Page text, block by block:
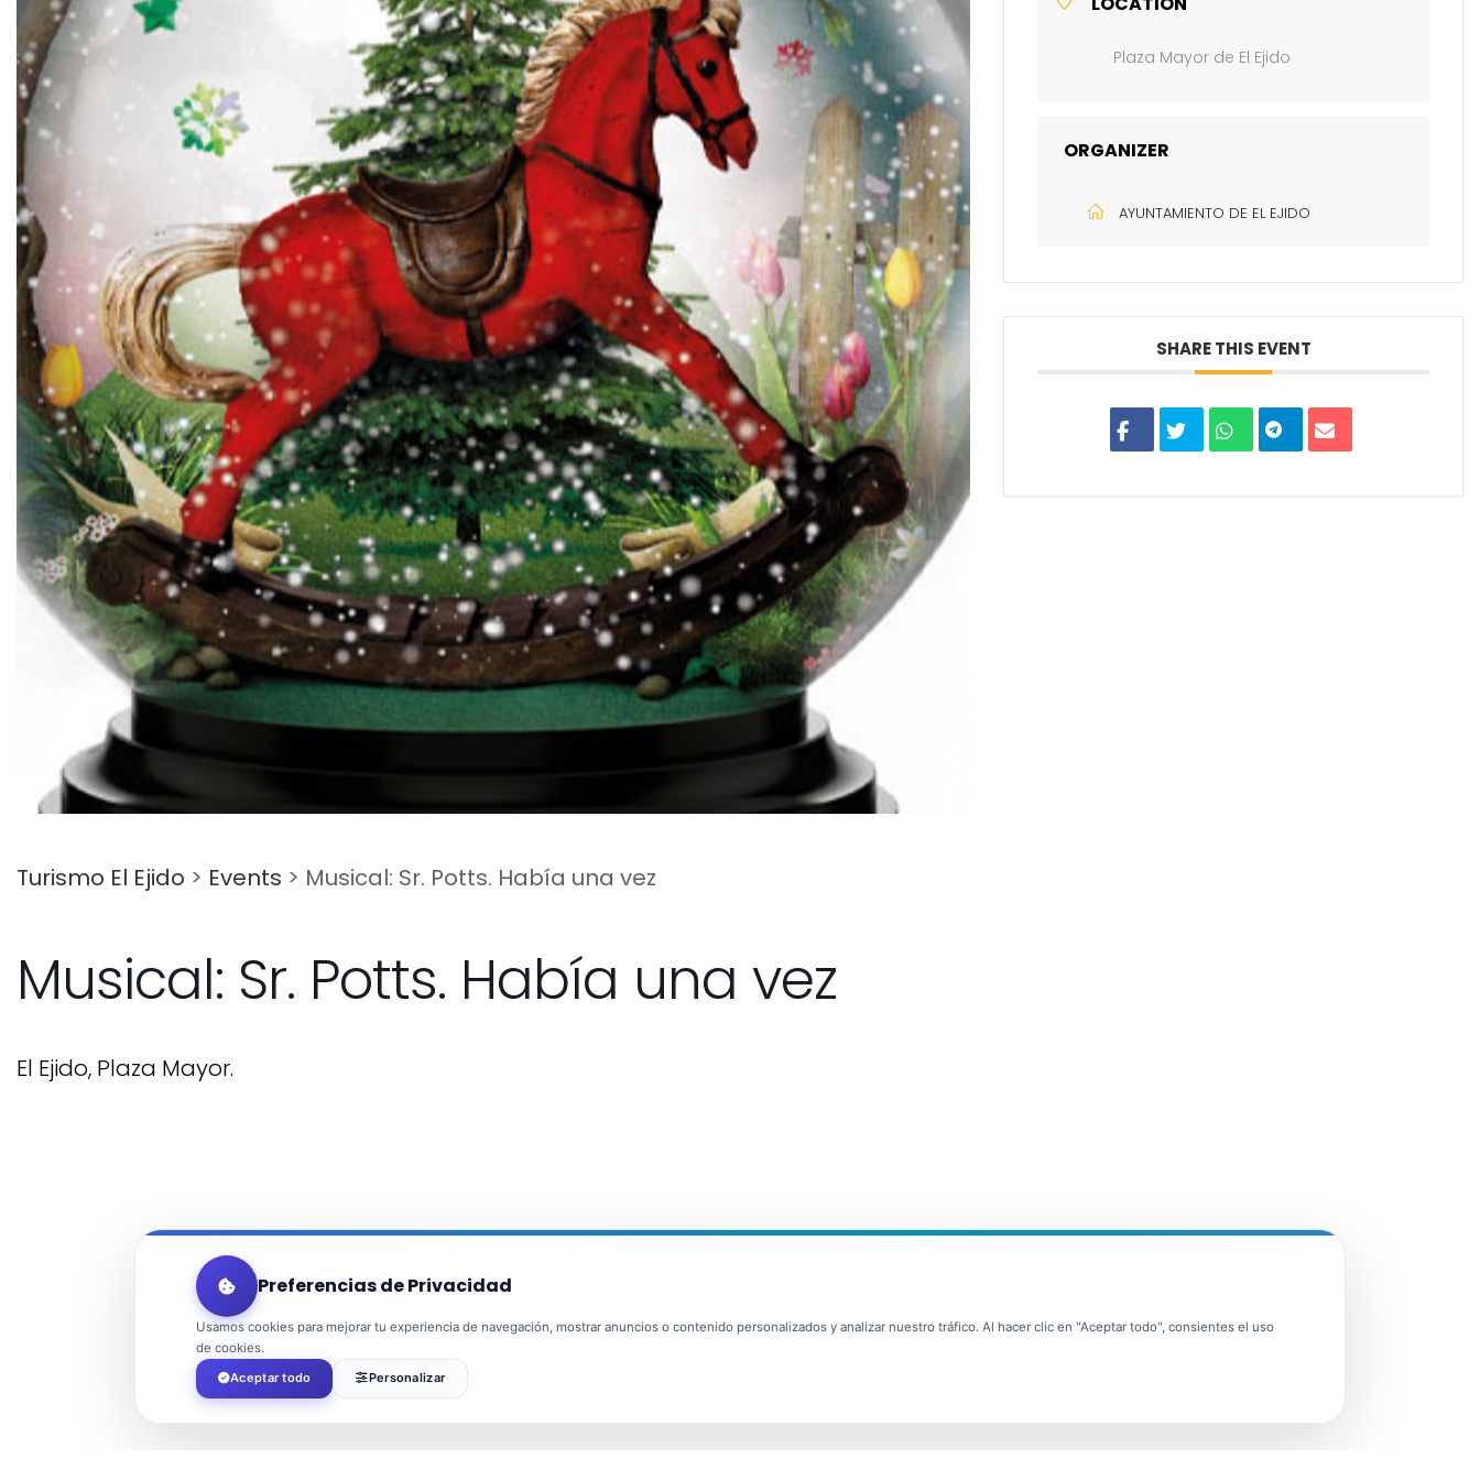
Turismo El Ejido > Events > Musical: Sr. Potts. Había una vez
Musical: Sr. Potts. Había una vez
El Ejido, Plaza Mayor.
Plaza Mayor de El Ejido
ORGANIZER
AYUNTAMIENTO DE EL EJIDO
SHARE THIS EVENT
Preferencias de Privacidad
Usamos cookies para mejorar tu experiencia de navegación, mostrar anuncios o contenido personalizados y analizar nuestro tráfico. Al hacer clic en "Aceptar todo", consientes el uso
de cookies.
Aceptar todo
Personalizar